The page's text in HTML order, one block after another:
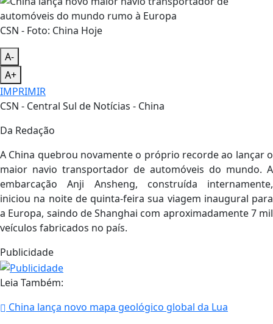
CSN - Foto: China Hoje
A-
A+
IMPRIMIR
CSN - Central Sul de Notícias - China
Da Redação
A China quebrou novamente o próprio recorde ao lançar o
maior navio transportador de automóveis do mundo. A
embarcação Anji Ansheng, construída internamente,
iniciou na noite de quinta-feira sua viagem inaugural para
a Europa, saindo de Shanghai com aproximadamente 7 mil
veículos fabricados no país.
Publicidade
Leia Também:
China lança novo mapa geológico global da Lua